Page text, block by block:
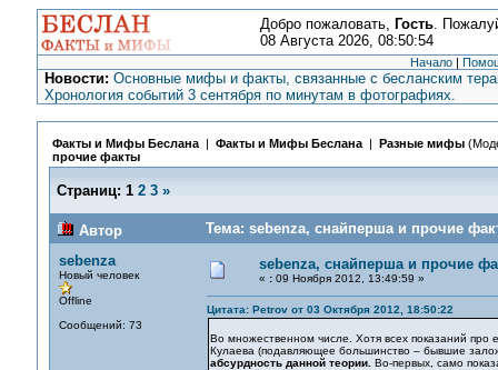
Добро пожаловать, Гость.
08 Августа 2026, 08:50:54
Начало |
Новости: Основные мифы и факты, связанные с бесланским
Хронология событий 3 сентября по минутам в фотографиях.
Факты и Мифы Беслана| Факты и Мифы Беслана| Разные мифы
прочие факты
Страниц: 1 2 3 »
Автор
Тема: sebenza, снайперша и прочие
sebenza
Новый человек
Offline
Сообщений: 73
sebenza, снайперша и прочие
« :09 Ноября 2012, 13:49:59 »
Цитата: Petrov от 03 Октября 2012, 18:50:22
Во множественном числе. Хотя всех показаний про
Кулаева (подавляющее большинство – бывшие
абсурдность данной теории. Во-первых, само